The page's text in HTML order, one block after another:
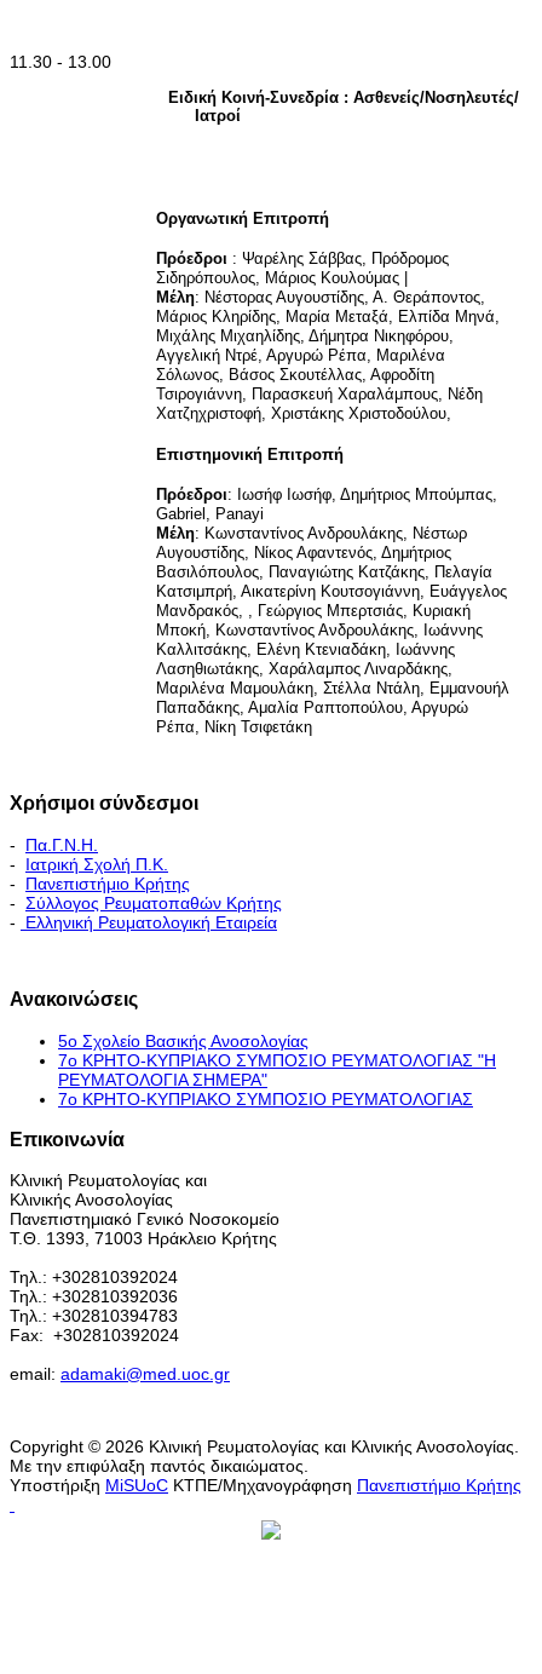
11.30 - 13.00
Ειδική Κοινή-Συνεδρία : Ασθενείς/Νοσηλευτές/
Ιατροί
Οργανωτική Επιτροπή
Πρόεδροι : Ψαρέλης Σάββας, Πρόδρομος
Σιδηρόπουλος, Μάριος Κουλούμας |
Μέλη: Νέστορας Αυγουστίδης, Α. Θεράποντος,
Μάριος Κληρίδης, Μαρία Μεταξά, Ελπίδα Μηνά,
Μιχάλης Μιχαηλίδης, Δήμητρα Νικηφόρου,
Αγγελική Ντρέ, Αργυρώ Ρέπα, Μαριλένα
Σόλωνος, Βάσος Σκουτέλλας, Αφροδίτη
Τσιρογιάννη, Παρασκευή Χαραλάμπους, Νέδη
Χατζηχριστοφή, Χριστάκης Χριστοδούλου,
Επιστημονική Επιτροπή
Πρόεδροι: Ιωσήφ Ιωσήφ, Δημήτριος Μπούμπας,
Gabriel , Panayi
Μέλη: Κωνσταντίνος Ανδρουλάκης, Νέστωρ
Αυγουστίδης, Νίκος Αφαντενός, Δημήτριος
Βασιλόπουλος, Παναγιώτης Κατζάκης, Πελαγία
Κατσιμπρή, Αικατερίνη Κουτσογιάννη, Ευάγγελος
Μανδρακός, , Γεώργιος Μπερτσιάς, Κυριακή
Μποκή, Κωνσταντίνος Ανδρουλάκης, Ιωάννης
Καλλιτσάκης, Ελένη Κτενιαδάκη, Ιωάννης
Λασηθιωτάκης, Χαράλαμπος Λιναρδάκης,
Μαριλένα Μαμουλάκη, Στέλλα Ντάλη, Εμμανουήλ
Παπαδάκης, Αμαλία Ραπτοπούλου, Αργυρώ
Ρέπα, Νίκη Τσιφετάκη
Χρήσιμοι σύνδεσμοι
- Πα.Γ.Ν.Η.
- Ιατρική Σχολή Π.Κ.
- Πανεπιστήμιο Κρήτης
- Σύλλογος Ρευματοπαθών Κρήτης
-
Ελληνική Ρευματολογική Εταιρεία
Ανακοινώσεις
5ο Σχολείο Βασικής Ανοσολογίας
7ο ΚΡΗΤΟ-ΚΥΠΡΙΑΚΟ ΣΥΜΠΟΣΙΟ ΡΕΥΜΑΤΟΛΟΓΙΑΣ "H
ΡΕΥΜΑΤΟΛΟΓΙΑ ΣΗΜΕΡΑ"
7ο ΚΡΗΤΟ-ΚΥΠΡΙΑΚΟ ΣΥΜΠΟΣΙΟ ΡΕΥΜΑΤΟΛΟΓΙΑΣ
Επικοινωνία
Κλινική Ρευματολογίας και
Κλινικής Ανοσολογίας
Πανεπιστημιακό Γενικό Νοσοκομείο
Τ.Θ. 1393, 71003 Ηράκλειο Κρήτης
Τηλ.: +302810392024
Τηλ.: +302810392036
Τηλ.: +302810394783
Fax: +302810392024
email: adamaki@med.uoc.gr
Copyright © 2026 Κλινική Ρευματολογίας και Κλινικής Ανοσολογίας.
Με την επιφύλαξη παντός δικαιώματος.
Υποστήριξη MiSUoC ΚΤΠΕ/Μηχανογράφηση Πανεπιστήμιο Κρήτης